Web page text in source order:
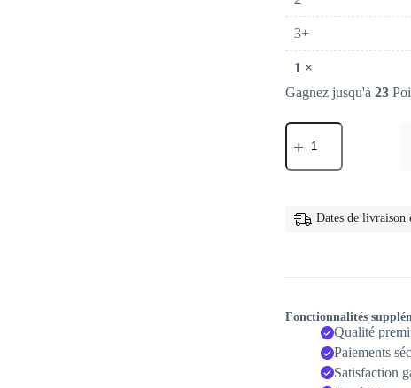
3+
1 ×
Gagnez jusqu'à 23
quantité
de
magnétique
charge
Type
Dates de livraison
Fonctionnalités
Qualité
Paiements
Satisfaction